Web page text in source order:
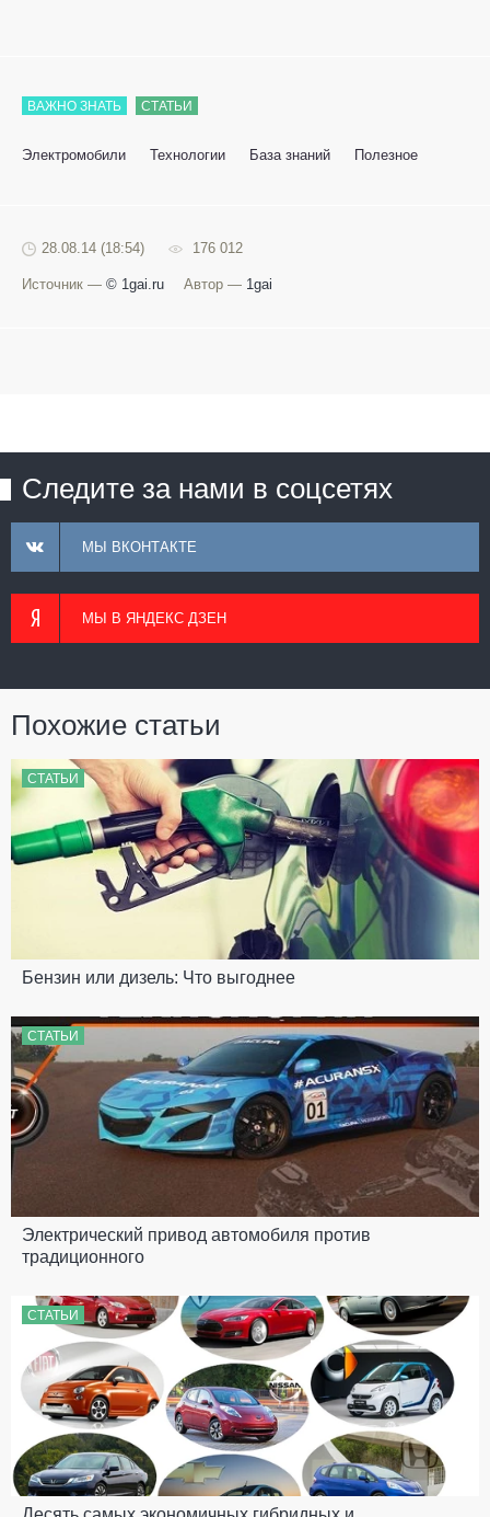
ВАЖНО ЗНАТЬ СТАТЬИ
Электромобили Технологии База знаний Полезное
28.08.14 (18:54) 176 012
Источник — © 1gai.ru Автор — 1gai
Следите за нами в соцсетях
МЫ ВКОНТАКТЕ
МЫ В ЯНДЕКС ДЗЕН
Похожие статьи
СТАТЬИ
Бензин или дизель: Что выгоднее
СТАТЬИ
Электрический привод автомобиля против
традиционного
СТАТЬИ